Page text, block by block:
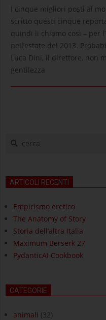
10-
01
I cinque migliori posti al
scritto questi cinque
quindi li chiamo così – per
nell’estate del 2013.
Luca Dini, il direttore, non
gentilezza
cerca
ARTICOLI RECENTI
Empirismo eretico
The Anatomy of Story
Storia dell’altra Italia
Maximum Berserk 27
PydanticAI Cookbook
CATEGORIE
animali (32)